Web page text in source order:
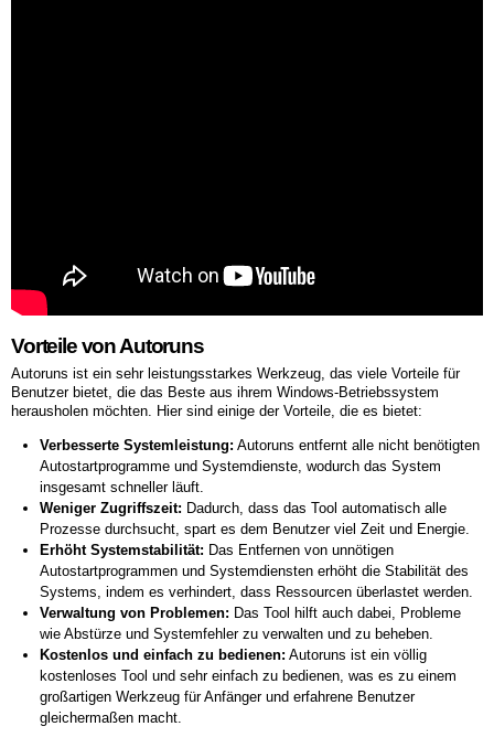
Vorteile von Autoruns
Autoruns ist ein sehr leistungsstarkes Werkzeug, das viele Vorteile für
Benutzer bietet, die das Beste aus ihrem Windows-Betriebssystem
herausholen möchten. Hier sind einige der Vorteile, die es bietet:
Verbesserte Systemleistung: Autoruns entfernt alle nicht benötigten
Autostartprogramme und Systemdienste, wodurch das System
insgesamt schneller läuft.
Weniger Zugriffszeit: Dadurch, dass das Tool automatisch alle
Prozesse durchsucht, spart es dem Benutzer viel Zeit und Energie.
Erhöht Systemstabilität: Das Entfernen von unnötigen
Autostartprogrammen und Systemdiensten erhöht die Stabilität des
Systems, indem es verhindert, dass Ressourcen überlastet werden.
Verwaltung von Problemen: Das Tool hilft auch dabei, Probleme
wie Abstürze und Systemfehler zu verwalten und zu beheben.
Kostenlos und einfach zu bedienen: Autoruns ist ein völlig
kostenloses Tool und sehr einfach zu bedienen, was es zu einem
großartigen Werkzeug für Anfänger und erfahrene Benutzer
gleichermaßen macht.